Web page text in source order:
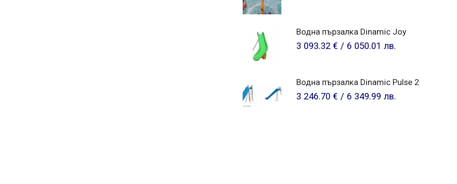
Водна пързалка Dinamic Joy
3 093.32 € / 6 050.01 лв.
Водна пързалка Dinamic Pulse 2
3 246.70 € / 6 349.99 лв.